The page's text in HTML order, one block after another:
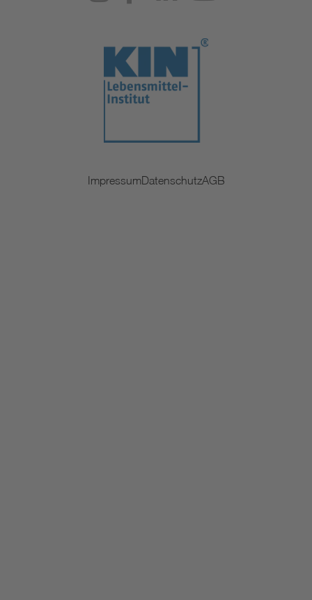
ImpressumDatenschutzAGB